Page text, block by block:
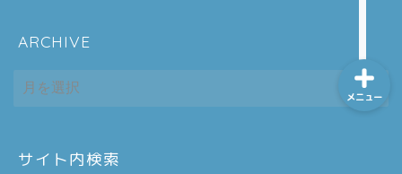
ARCHIVE
ARCHIVE
サイト内検索
メニュー